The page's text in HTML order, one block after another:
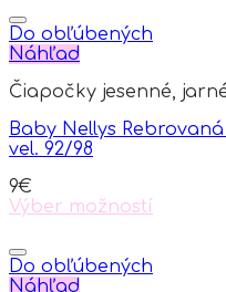
product
has
multiple
The
may
be
on
the
page
Do obľúbených
Náhľad
Čiapočky jesenné,
Baby Nellys
vel. 92/98
9€
Výber možností
product
has
multiple
Do obľúbených
Náhľad